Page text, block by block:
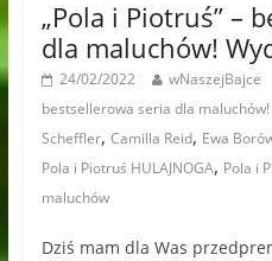
„Pola i Piotruś” –
dla maluchów!
24/02/2022 wNaszejBajce
bestsellerowa seria dla
Scheffler, Camilla Reid, Ewa
Pola i Piotruś HULAJNOGA, Pola i
maluchów
Dziś mam dla Was